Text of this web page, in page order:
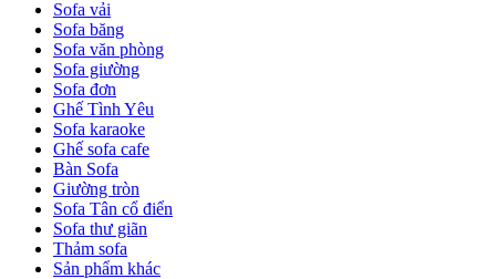
Sofa vải
Sofa băng
Sofa văn phòng
Sofa giường
Sofa đơn
Ghế Tình Yêu
Sofa karaoke
Ghế sofa cafe
Bàn Sofa
Giường tròn
Sofa Tân cổ điển
Sofa thư giãn
Thảm sofa
Sản phẩm khác